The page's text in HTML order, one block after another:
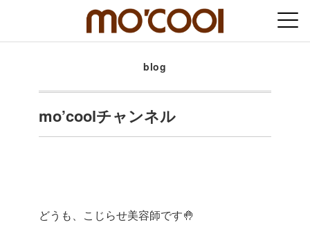
blog
mo’coolチャンネル
どうも、こじらせ美容師です🤚